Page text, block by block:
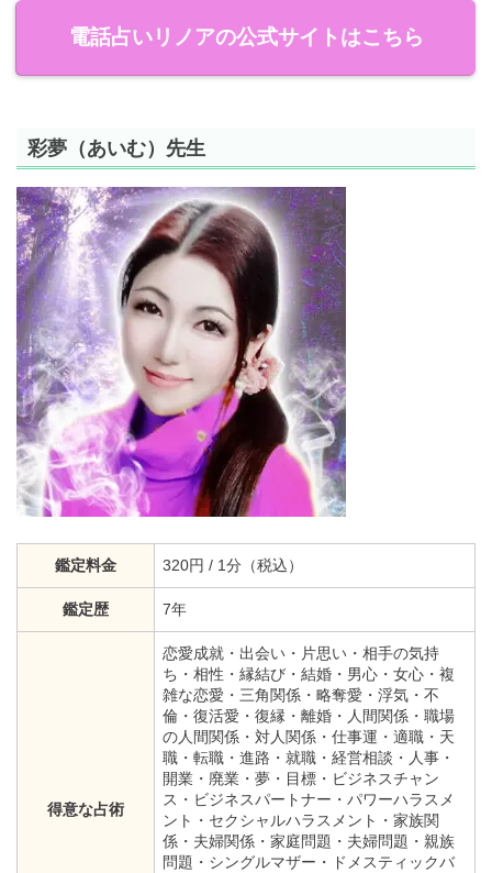
電話占いリノアの公式サイトはこちら
彩夢（あいむ）先生
鑑定料金 320円 / 1分（税込）
鑑定歴 7年
得意な占術
恋愛成就・出会い・片思い・相手の気持
ち・相性・縁結び・結婚・男心・女心・複
雑な恋愛・三角関係・略奪愛・浮気・不
倫・復活愛・復縁・離婚・人間関係・職場
の人間関係・対人関係・仕事運・適職・天
職・転職・進路・就職・経営相談・人事・
開業・廃業・夢・目標・ビジネスチャン
ス・ビジネスパートナー・パワーハラスメ
ント・セクシャルハラスメント・家族関
係・夫婦関係・家庭問題・夫婦問題・親族
問題・シングルマザー・ドメスティックバ